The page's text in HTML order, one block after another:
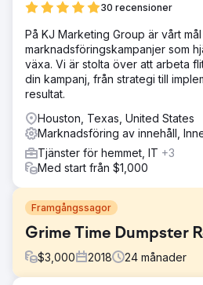
30 recensioner
På KJ Marketing Group är vårt
marknadsföringskampanjer som
växa. Vi är stolta över att arbeta
din kampanj, från strategi till
resultat.
Houston, Texas, United States
Marknadsföring av innehåll,
Tjänster för hemmet, IT +3
Med start från $1,000
Framgångssagor
Grime Time Dumpster
$3,000 2018 24 månader